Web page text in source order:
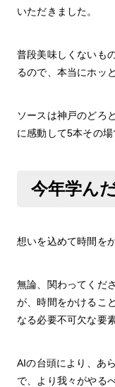
いただきました。
普段美味しくないも
るので、本当にホッ
ソースは神戸のどろ
に感動して5本その
今年学ん
想いを込めて時間を
無論、関わってくだ
が、時間をかけるこ
なる必要不可欠な要
AIの台頭により、あ
で、より我々がやる